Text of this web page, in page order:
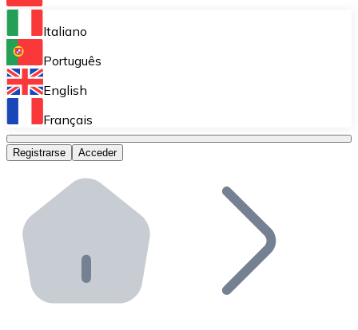
Bitnovo Ramp
Integra nuestra solución en tu plataforma.
Bitnovo Giftcards
Bitnovo OTC
Bitnovo ATM
Integra un ATM Bitnovo en tu negocio y permite que
Bitnovo API
Integra nuestra API en tu ecosistema.
Italiano
Português
English
Français
Registrarse Acceder